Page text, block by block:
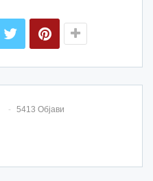
5413 Објави